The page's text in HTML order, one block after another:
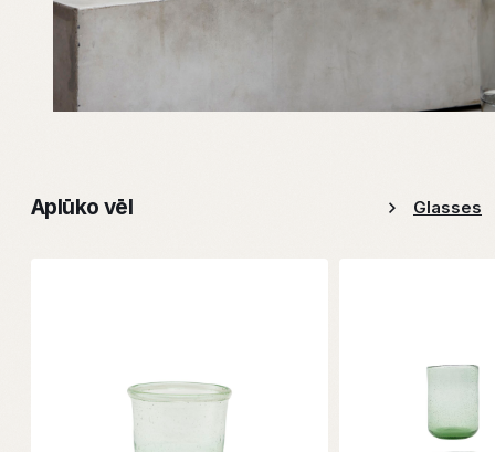
Aplūko vēl Glasses